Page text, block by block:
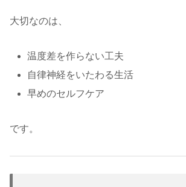
大切なのは、
温度差を作らない工夫
自律神経をいたわる生活
早めのセルフケア
です。